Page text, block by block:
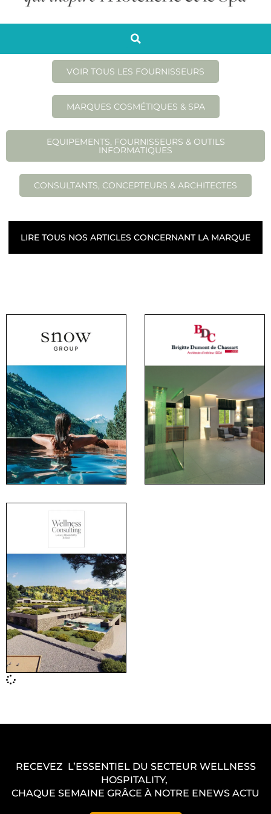
VOIR TOUS LES FOURNISSEURS
MARQUES COSMÉTIQUES & SPA
EQUIPEMENTS, FOURNISSEURS & OUTILS
INFORMATIQUES
CONSULTANTS, CONCEPTEURS & ARCHITECTES
LIRE TOUS NOS ARTICLES CONCERNANT LA MARQUE
RECEVEZ L’ESSENTIEL DU SECTEUR WELLNESS
HOSPITALITY,
CHAQUE SEMAINE GRÂCE À NOTRE ENEWS ACTU